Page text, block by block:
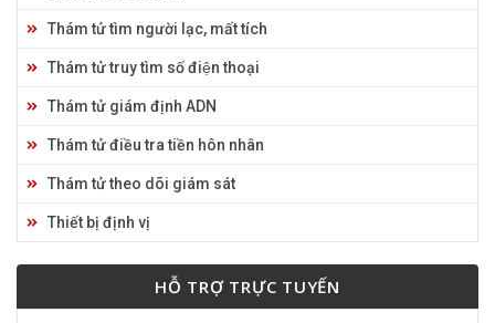
Thám tử tìm người lạc, mất tích
Thám tử truy tìm số điện thoại
Thám tử giám định ADN
Thám tử điều tra tiền hôn nhân
Thám tử theo dõi giám sát
Thiết bị định vị
HỖ TRỢ TRỰC TUYẾN